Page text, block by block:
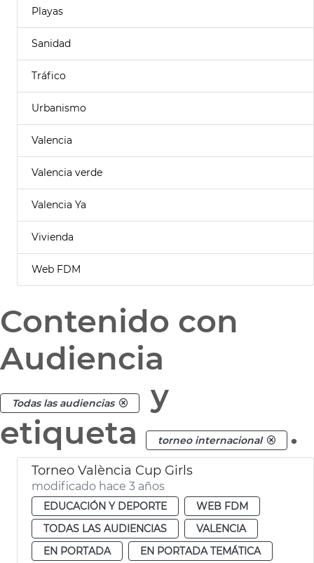
Playas
Sanidad
Tráfico
Urbanismo
Valencia
Valencia verde
Valencia Ya
Vivienda
Web FDM
Contenido con
Audiencia
Todas las audiencias
y
etiqueta
torneo internacional .
Torneo València Cup Girls
modificado hace 3 años
EDUCACIÓN Y DEPORTE
WEB FDM
TODAS LAS AUDIENCIAS
VALENCIA
EN PORTADA
EN PORTADA TEMÁTICA